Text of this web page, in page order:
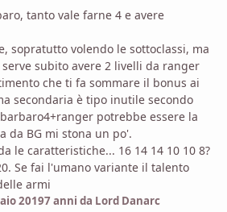
tanto vale farne 4 e avere
sopratutto volendo le sottoclassi, ma
subito avere 2 livelli da ranger
che ti fa sommare il bonus ai
secondaria è tipo inutile secondo
potrebbe essere la
da BG mi stona un po'.
le caratteristiche... 16 14 14 10 10 8?
Se fai l'umano variante il talento
armi
20197 anni da Lord Danarc